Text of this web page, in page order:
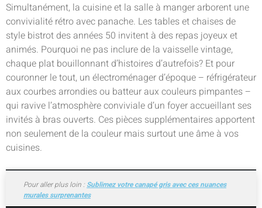
Simultanément, la cuisine et la salle à manger arborent une
convivialité rétro avec panache. Les tables et chaises de
style bistrot des années 50 invitent à des repas joyeux et
animés. Pourquoi ne pas inclure de la vaisselle vintage,
chaque plat bouillonnant d’histoires d’autrefois? Et pour
couronner le tout, un électroménager d’époque – réfrigérateur
aux courbes arrondies ou batteur aux couleurs pimpantes –
qui ravive l’atmosphère conviviale d’un foyer accueillant ses
invités à bras ouverts. Ces pièces supplémentaires apportent
non seulement de la couleur mais surtout une âme à vos
cuisines.
Pour aller plus loin : Sublimez votre canapé gris avec ces nuances
murales surprenantes